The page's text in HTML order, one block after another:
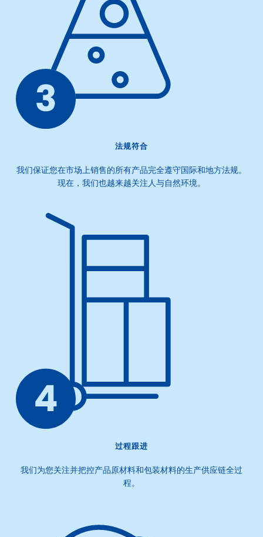
法规符合
我们保证您在市场上销售的所有产品完全遵守国际和地方法规。
现在，我们也越来越关注人与自然环境。
过程跟进
我们为您关注并把控产品原材料和包装材料的生产供应链全过
程。